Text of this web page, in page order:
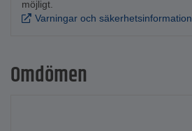
möjligt.
Varningar och säkerhetsinformation
Omdömen